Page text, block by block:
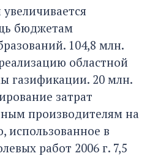
бюджетам
104,8 млн.
областной
газификации. 20 млн.
затрат
производителям на
использованное в
работ 2006 г. 7,5